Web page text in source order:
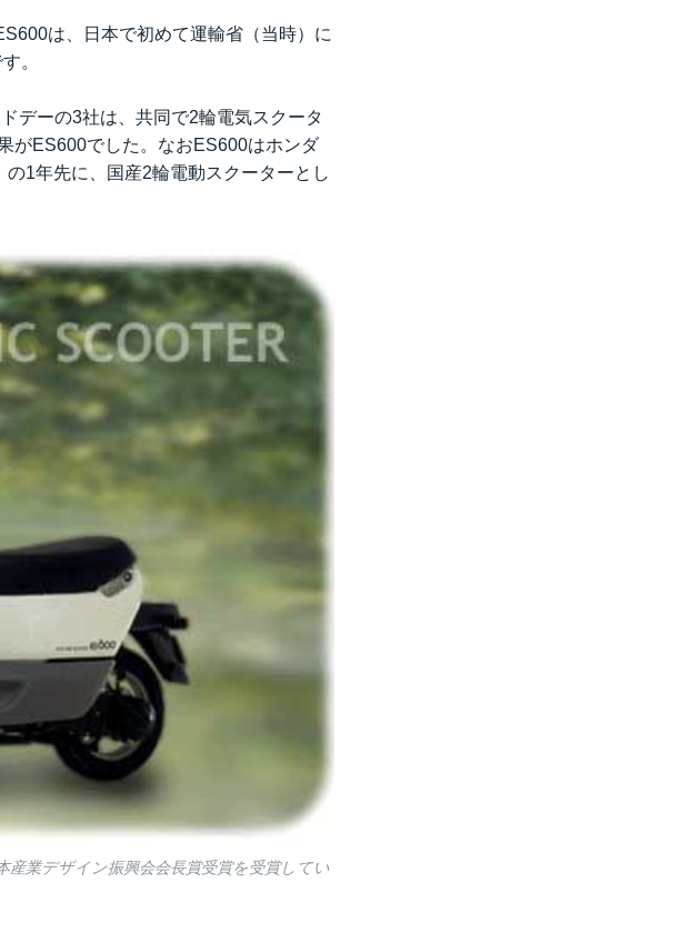
は、日本で初めて運輸省（当時）に
。
デーの3社は、共同で2輪電気スクータ
がES600でした。なおES600はホンダ
1年先に、国産2輪電動スクーターとし
業デザイン振興会会長賞受賞を受賞してい